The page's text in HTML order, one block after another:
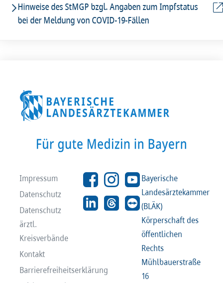
Hinweise des StMGP bzgl. Angaben zum Impfstatus
bei der Meldung von COVID-19-Fällen
Impressum
Datenschutz
Datenschutz
ärztl.
Kreisverbände
Kontakt
Barrierefreiheitserklärung
Bayerische
Landesärztekammer
(BLÄK)
Körperschaft des
öffentlichen
Rechts
Mühlbauerstraße
16